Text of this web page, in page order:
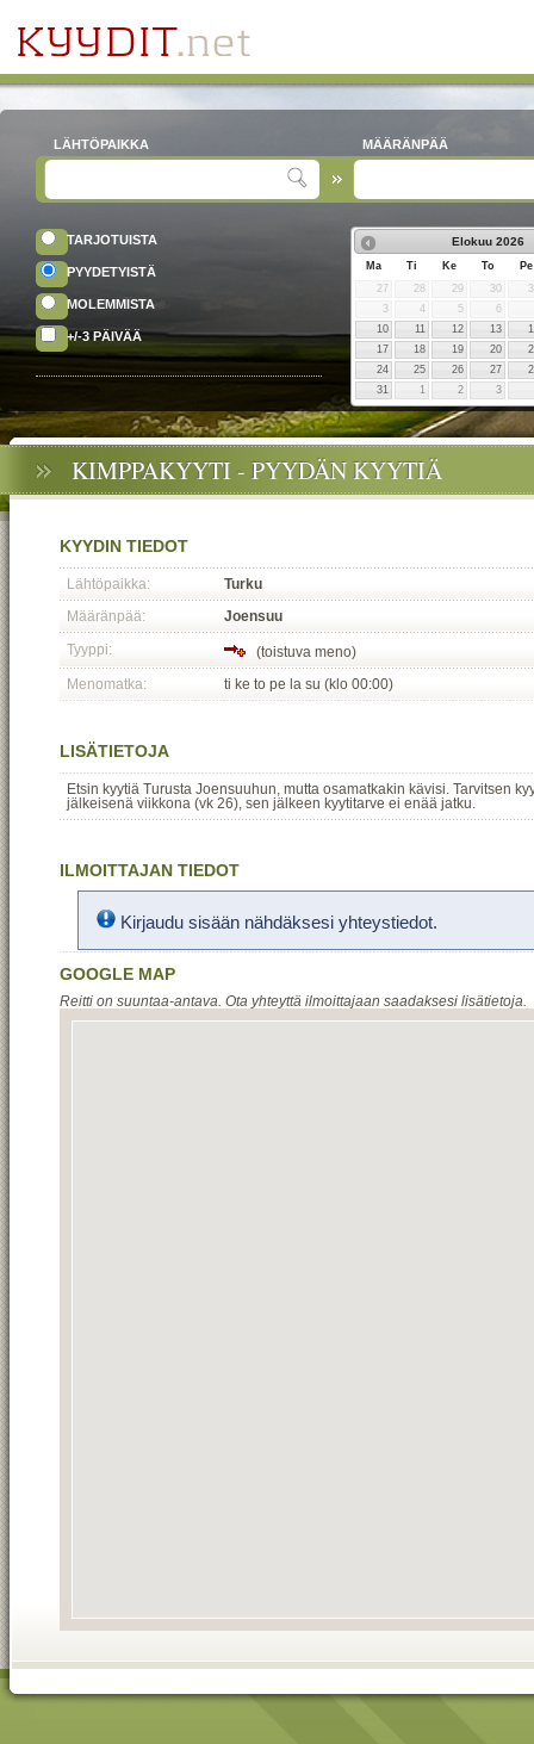
LÄHTÖPAIKKA MÄÄRÄNPÄÄ
TARJOTUISTA
PYYDETYISTÄ
MOLEMMISTA
+/-3 PÄIVÄÄ
Elokuu 2026
Ma Ti Ke To
Pe
27
28 29 30
3
4 5
6
10
11 12 13
17
18 19 20
24
25 26 27
31
1 2 3
KIMPPAKYYTI - PYYDÄN KYYTIÄ
KYYDIN TIEDOT
Lähtöpaikka:
Turku
Määränpää:
Joensuu
Tyyppi:
(toistuva meno)
Menomatka:
ti ke to pe la su (klo 00:00)
LISÄTIETOJA
Etsin kyytiä Turusta Joensuuhun, mutta osamatkakin kävisi. Tarvitsen
jälkeisenä viikkona (vk 26), sen jälkeen kyytitarve ei enää jatku.
ILMOITTAJAN TIEDOT
Kirjaudu sisään nähdäksesi yhteystiedot.
GOOGLE MAP
Reitti on suuntaa-antava. Ota yhteyttä ilmoittajaan saadaksesi lisätietoja.